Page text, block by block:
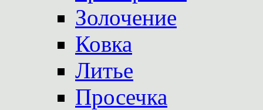
Золочение
Ковка
Литье
Просечка